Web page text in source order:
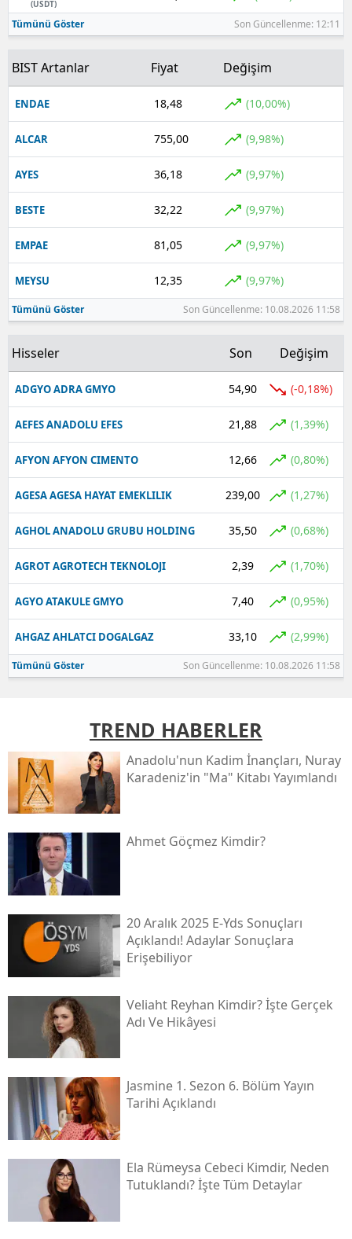
(USDT)
Tümünü Göster Son Güncellenme: 12:11
BIST Artanlar Fiyat Değişim
ENDAE 18,48 (10,00%)
ALCAR 755,00 (9,98%)
AYES 36,18 (9,97%)
BESTE 32,22 (9,97%)
EMPAE 81,05 (9,97%)
MEYSU 12,35 (9,97%)
Tümünü Göster Son Güncellenme: 10.08.2026 11:58
Hisseler Son Değişim
ADGYO ADRA GMYO 54,90 (-0,18%)
AEFES ANADOLU EFES 21,88 (1,39%)
AFYON AFYON CIMENTO 12,66 (0,80%)
AGESA AGESA HAYAT EMEKLILIK 239,00 (1,27%)
AGHOL ANADOLU GRUBU HOLDING 35,50 (0,68%)
AGROT AGROTECH TEKNOLOJI 2,39 (1,70%)
AGYO ATAKULE GMYO 7,40 (0,95%)
AHGAZ AHLATCI DOGALGAZ 33,10 (2,99%)
Tümünü Göster Son Güncellenme: 10.08.2026 11:58
TREND HABERLER
Anadolu'nun Kadim İnançları, Nuray
Karadeniz'in "ma" Kitabı Yayımlandı
Ahmet Göçmez Kimdir?
20 Aralık 2025 E-Yds Sonuçları
Açıklandı! Adaylar Sonuçlara
Erişebiliyor
Veliaht Reyhan Kimdir? İşte Gerçek
Adı Ve Hikâyesi
Jasmine 1. Sezon 6. Bölüm Yayın
Tarihi Açıklandı
Ela Rümeysa Cebeci Kimdir, Neden
Tutuklandı? İşte Tüm Detaylar